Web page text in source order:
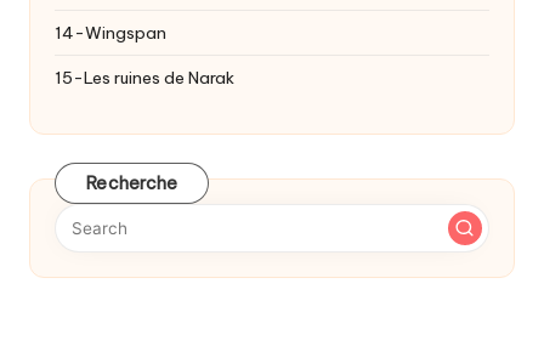
14-Wingspan
15-Les ruines de Narak
Recherche